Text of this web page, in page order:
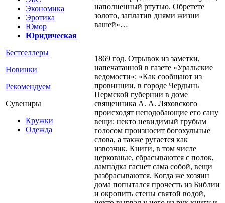
Экономика
Эротика
Юмор
Юридическая
Бестселлеры
Новинки
Рекомендуем
Сувениры
Кружки
Одежда
наполненный ртутью. Обретете
золото, заплатив днями жизни
вашей»…
1869 год. Отрывок из заметки,
напечатанной в газете «Уральские
ведомости»: «Как сообщают из
провинции, в городе Чердынь
Пермской губернии в доме
священника А. А. Ляховского
происходят неподобающие его сану
вещи: некто невидимый грубым
голосом произносит богохульные
слова, а также ругается как
извозчик. Книги, в том числе
церковные, сбрасываются с полок,
лампадка гаснет сама собой, вещи
разбрасываются. Когда же хозяин
дома попытался прочесть из Библии
и окропить стены святой водой,